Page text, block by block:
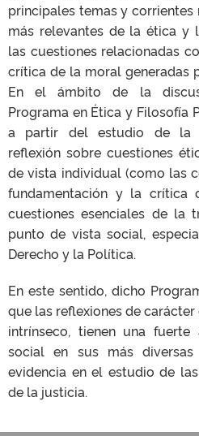
principales temas y
más relevantes de la ética y
las cuestiones relacionadas
crítica de la moral generadas
En el ámbito de la
Programa en Ética y Filosofía
a partir del estudio de la
reflexión sobre cuestiones
de vista individual (como las
fundamentación y la crítica
cuestiones esenciales de la
punto de vista social,
Derecho y la Política.
En este sentido, dicho
que las reflexiones de
intrínseco, tienen una
social en sus más
evidencia en el estudio de
de la justicia.